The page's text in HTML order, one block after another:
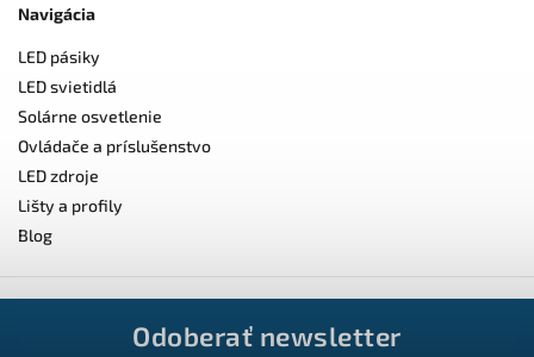
Navigácia
LED pásiky
LED svietidlá
Solárne osvetlenie
Ovládače a príslušenstvo
LED zdroje
Lišty a profily
Blog
Odoberať newsletter